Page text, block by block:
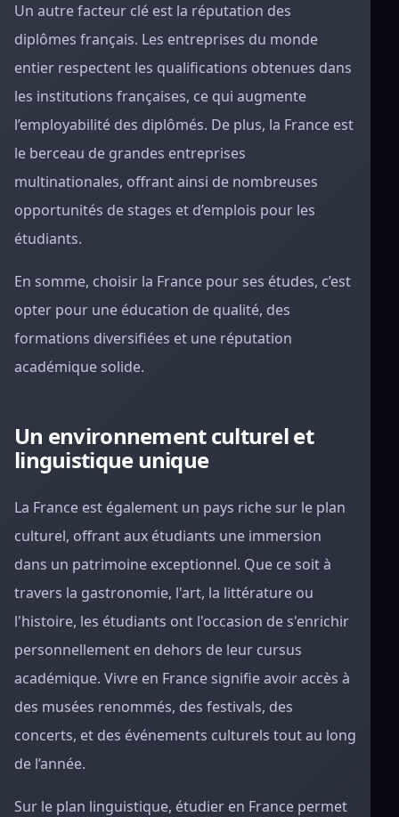
Un autre facteur clé est la réputation des
diplômes français. Les entreprises du monde
entier respectent les qualifications obtenues dans
les institutions françaises, ce qui augmente
l’employabilité des diplômés. De plus, la France est
le berceau de grandes entreprises
multinationales, offrant ainsi de nombreuses
opportunités de stages et d’emplois pour les
étudiants.
En somme, choisir la France pour ses études, c’est
opter pour une éducation de qualité, des
formations diversifiées et une réputation
académique solide.
Un environnement culturel et
linguistique unique
La France est également un pays riche sur le plan
culturel, offrant aux étudiants une immersion
dans un patrimoine exceptionnel. Que ce soit à
travers la gastronomie, l'art, la littérature ou
l'histoire, les étudiants ont l'occasion de s'enrichir
personnellement en dehors de leur cursus
académique. Vivre en France signifie avoir accès à
des musées renommés, des festivals, des
concerts, et des événements culturels tout au long
de l’année.
Sur le plan linguistique, étudier en France permet